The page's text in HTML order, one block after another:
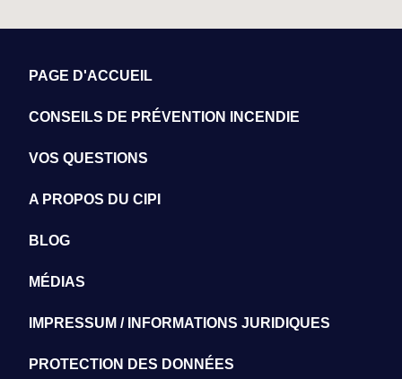
PAGE D'ACCUEIL
CONSEILS DE PRÉVENTION INCENDIE
VOS QUESTIONS
A PROPOS DU CIPI
BLOG
MÉDIAS
IMPRESSUM / INFORMATIONS JURIDIQUES
PROTECTION DES DONNÉES